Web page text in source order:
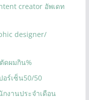
creator อัพเดท
designer/
ดผมกิน%
อร์เซ็น50/50
งานประจำเดือน